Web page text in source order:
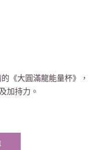
《大圓滿龍能量杯》，
加持力。